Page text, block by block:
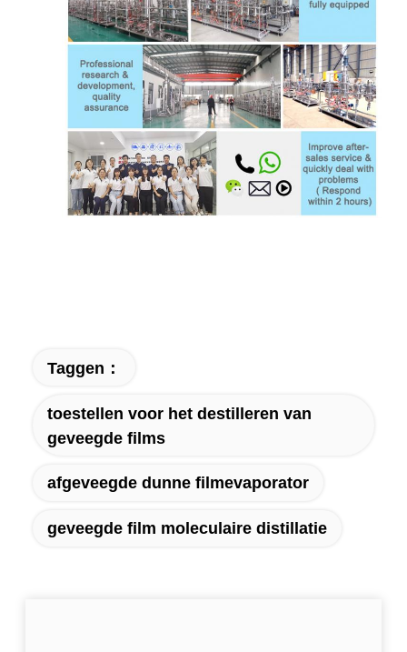
Taggen：
toestellen voor het destilleren van
geveegde films
afgeveegde dunne filmevaporator
geveegde film moleculaire distillatie